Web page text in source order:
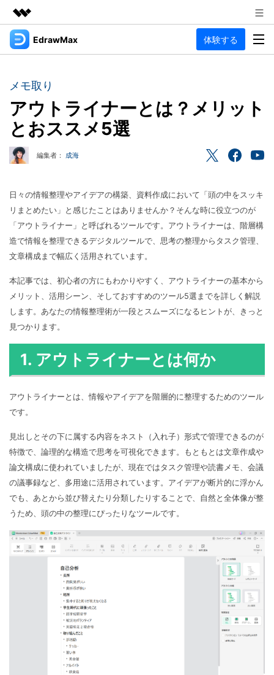
製品
ユーティリティ
ソリューション
企業情報
プラン＆価格
サポート
EdrawMax 体験する
EdrawMax
多用途の作図ソフトウェア
マインドマップソフトウェア
作図種類
図面作成
フローチャート
電気回路図
P&ID
思考整理
マインドマップ
コンセントマップ
ブレインストーミング
その他の図面種類 >>
リソース
記事
作図・思考整理に関するプロ記事
AIマインドマップ自動作成 >
EdrawMind V13登場！
ガイド
利用方法を案内します
EdrawMax > EdrawMind >
動作環境
EdrawMax >
サポートセンター
法人向け
EdrawMax
無料ダウンロード 購入する
検索
メモ取り
アウトライナーとは？メリット
とおススメ5選
編集者： 成海
日々の情報整理やアイデアの構築、資料作成において「頭の中をスッキ
リまとめたい」と感じたことはありませんか？そんな時に役立つのが
「アウトライナー」と呼ばれるツールです。アウトライナーは、階層構
造で情報を整理できるデジタルツールで、思考の整理からタスク管理、
文章構成まで幅広く活用されています。
本記事では、初心者の方にもわかりやすく、アウトライナーの基本から
メリット、活用シーン、そしておすすめのツール5選までを詳しく解説
します。あなたの情報整理術が一段とスムーズになるヒントが、きっと
見つかります。
1. アウトライナーとは何か
アウトライナーとは、情報やアイデアを階層的に整理するためのツール
です。
見出しとその下に属する内容をネスト（入れ子）形式で管理できるのが
特徴で、論理的な構造で思考を可視化できます。もともとは文章作成や
論文構成に使われていましたが、現在ではタスク管理や読書メモ、会議
の議事録など、多用途に活用されています。アイデアが断片的に浮かん
でも、あとから並び替えたり分類したりすることで、自然と全体像が整
うため、頭の中の整理にぴったりなツールです。